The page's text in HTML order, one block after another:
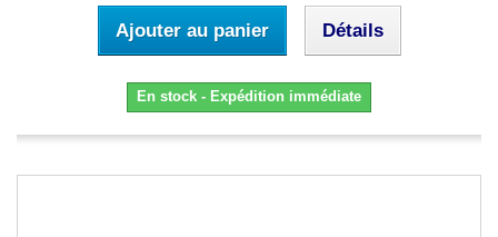
Ajouter au panier Détails
En stock - Expédition immédiate